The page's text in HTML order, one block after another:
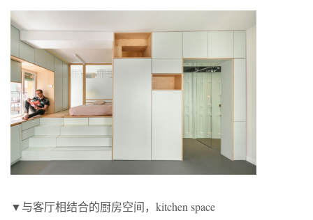
▼与客厅相结合的厨房空间，kitchen space